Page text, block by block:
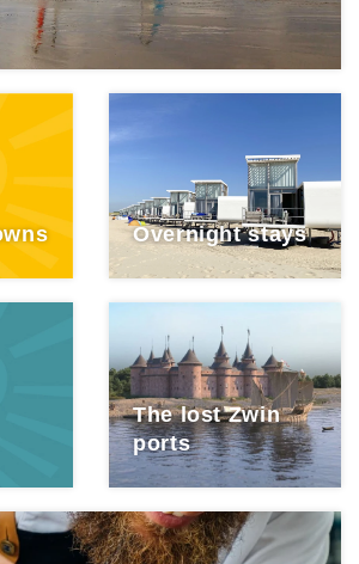
Overnight stays
The lost Zwin
ports